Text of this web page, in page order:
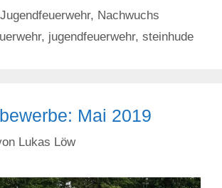
Jugendfeuerwehr, Nachwuchs
, jugendfeuerwehr,steinhude
Mai 2019
Lukas Löw